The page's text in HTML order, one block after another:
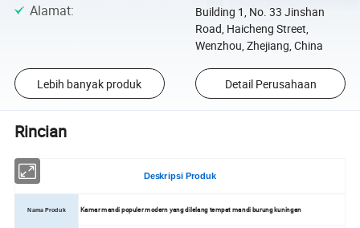
Alamat:
Building 1, No. 33 Jinshan
Road, Haicheng Street,
Wenzhou, Zhejiang, China
Lebih banyak produk Detail Perusahaan
Rincian
Deskripsi Produk
Nama Produk Kamar mandi populer modern yang dilelang tempat mandi burung kuningan